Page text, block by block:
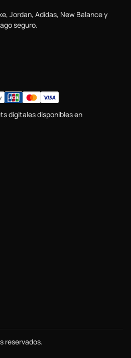
Jordan, Adidas, New Balance y
seguro.
digitales disponibles en
reservados.